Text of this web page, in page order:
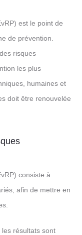
est le point de
de prévention.
risques
les plus
humaines et
doit être renouvelée
consiste à
afin de mettre en
les résultats sont